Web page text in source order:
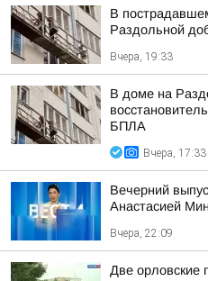
В
Раздольной
Вчера, 19:33
В доме на
БПЛА
Вчера, 17:33
Вечерний
Анастасией
Вчера, 22:09
Две орловские